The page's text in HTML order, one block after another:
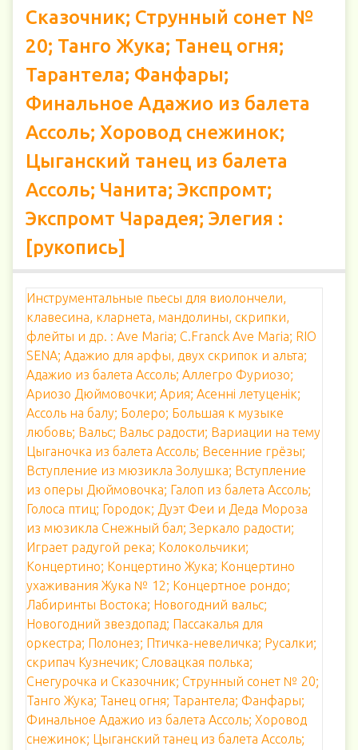
Сказочник; Струнный сонет №
20; Танго Жука; Танец огня;
Тарантела; Фанфары;
Финальное Адажио из балета
Ассоль; Хоровод снежинок;
Цыганский танец из балета
Ассоль; Чанита; Экспромт;
Экспромт Чарадея; Элегия :
[рукопись]
Инструментальные пьесы для виолончели,
клавесина, кларнета, мандолины, скрипки,
флейты и др. : Ave Maria; C.Franck Ave Maria; RIO
SENA; Адажио для арфы, двух скрипок и альта;
Адажио из балета Ассоль; Аллегро Фуриозо;
Ариозо Дюймовочки; Ария; Асенні летуценік;
Ассоль на балу; Болеро; Большая к музыке
любовь; Вальс; Вальс радости; Вариации на тему
Цыганочка из балета Ассоль; Весенние грёзы;
Вступление из мюзикла Золушка; Вступление
из оперы Дюймовочка; Галоп из балета Ассоль;
Голоса птиц; Городок; Дуэт Феи и Деда Мороза
из мюзикла Снежный бал; Зеркало радости;
Играет радугой река; Колокольчики;
Концертино; Концертино Жука; Концертино
ухаживания Жука № 12; Концертное рондо;
Лабиринты Востока; Новогодний вальс;
Новогодний звездопад; Пассакалья для
оркестра; Полонез; Птичка-невеличка; Русалки;
скрипач Кузнечик; Словацкая полька;
Снегурочка и Сказочник; Струнный сонет № 20;
Танго Жука; Танец огня; Тарантела; Фанфары;
Финальное Адажио из балета Ассоль; Хоровод
снежинок; Цыганский танец из балета Ассоль;